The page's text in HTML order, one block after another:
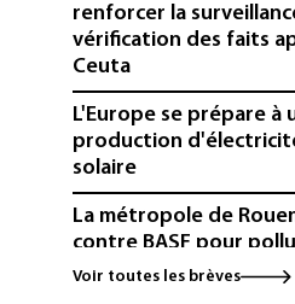
renforcer la
vérification des faits
Ceuta
L'Europe se prépare à
production
solaire
La métropole de
contre BASF pour
Canicule: à l'arrêt
Voir toutes les brèves